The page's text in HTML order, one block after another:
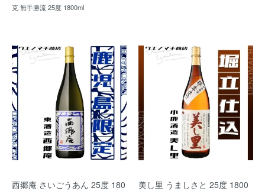
克 無手勝流 25度 1800ml
西郷庵 さいごうあん 25度 180
美し里 うましさと 25度 1800